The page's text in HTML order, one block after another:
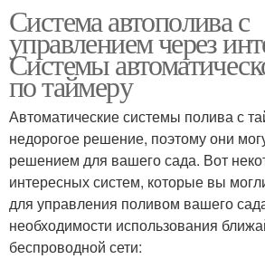
Система автополива с
управлением через
Системы
по таймеру
Автоматические системы полива с
недорогое решение, поэтому они
решением для вашего сада. Вот
интересных систем, которые вы
для управления поливом вашего
необходимости использования
беспроводной сети: